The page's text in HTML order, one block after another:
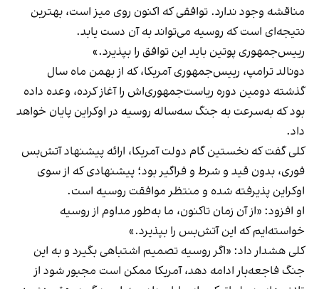
مناقشه وجود ندارد. توافقی که اکنون روی میز است، بهترین
نتیجه‌ای است که روسیه می‌تواند به آن دست یابد.
رییس‌جمهوری پوتین باید این توافق را بپذیرد.»
دونالد ترامپ، رییس‌جمهوری آمریکا، که از بهمن ماه سال
گذشته دومین دوره ریاست‌جمهوری‌اش را آغاز کرده، وعده داده
بود که به‌سرعت به جنگ سه‌ساله روسیه در اوکراین پایان خواهد
داد.
کلی گفت که نخستین گام دولت آمریکا، ارائه پیشنهاد آتش‌بس
فوری، بدون قید و شرط و فراگیر بود؛ پیشنهادی که از سوی
اوکراین پذیرفته شده و منتظر موافقت روسیه است.
او افزود: «از آن زمان تاکنون، ما به‌طور مداوم از روسیه
خواسته‌ایم که این آتش‌بس را بپذیرد.»
کلی هشدار داد: «اگر روسیه تصمیم اشتباهی بگیرد و به این
جنگ فاجعه‌بار ادامه دهد، آمریکا ممکن است مجبور شود از